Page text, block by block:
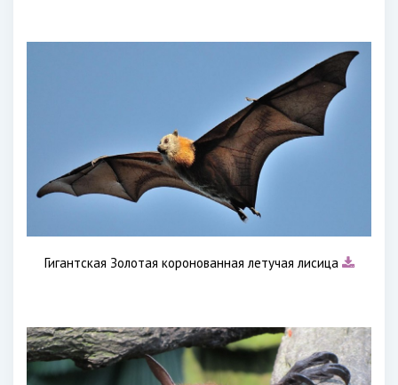
Гигантская Золотая коронованная летучая лисица